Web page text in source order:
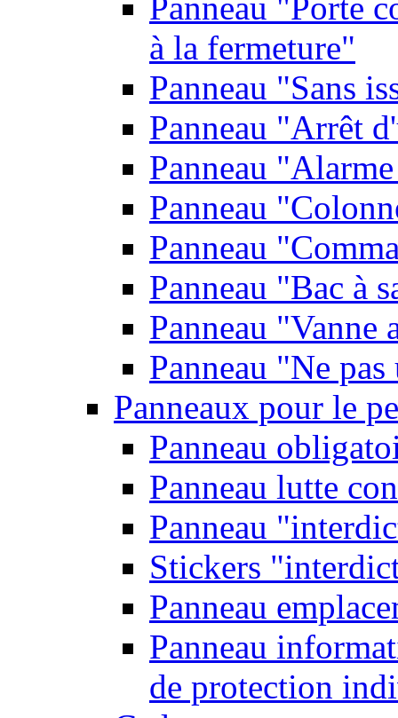
à la fermeture"
Panneau "Sans
Panneau "Arrêt
Panneau
Panneau
Panneau
Panneau "Bac à
Panneau "Vanne
Panneau "Ne
Panneaux pour le
Panneau
Panneau lutte
Panneau
Stickers
Panneau
Panneau
de protection